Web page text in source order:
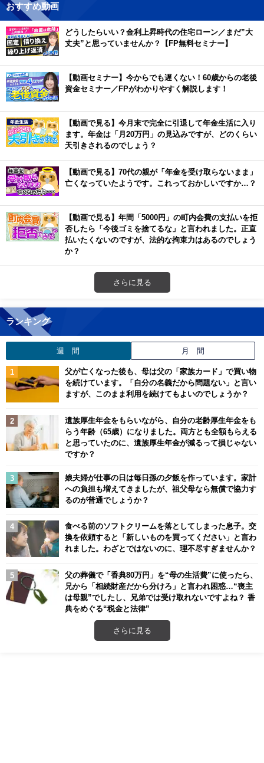
おすすめ動画
どうしたらいい？金利上昇時代の住宅ローン／まだ”大
丈夫”と思っていませんか？【FP無料セミナー】
【動画セミナー】今からでも遅くない！60歳からの老後
資金セミナー／FPがわかりやすく解説します！
【動画で見る】今月末で完全に引退して年金生活に入り
ます。年金は「月20万円」の見込みですが、どのくらい
天引きされるのでしょう？
【動画で見る】70代の親が「年金を受け取らないまま」
亡くなっていたようです。これっておかしいですか…？
【動画で見る】年間「5000円」の町内会費の支払いを拒
否したら「今後ゴミを捨てるな」と言われました。正直
払いたくないのですが、法的な拘束力はあるのでしょう
か？
さらに見る
ランキング
週 間 月 間
父が亡くなった後も、母は父の「家族カード」で買い物
を続けています。「自分の名義だから問題ない」と言い
ますが、このまま利用を続けてもよいのでしょうか？
遺族厚生年金をもらいながら、自分の老齢厚生年金をも
らう年齢（65歳）になりました。両方とも全額もらえる
と思っていたのに、遺族厚生年金が減るって損じゃない
ですか？
娘夫婦が仕事の日は毎日孫の夕飯を作っています。家計
への負担も増えてきましたが、祖父母なら無償で協力す
るのが普通でしょうか？
食べる前のソフトクリームを落としてしまった息子。交
換を依頼すると「新しいものを買ってください」と言わ
れました。わざとではないのに、理不尽すぎませんか？
父の葬儀で「香典80万円」を“母の生活費”に使ったら、
兄から「相続財産だから分けろ」と言われ困惑…“喪主
は母親”でしたし、兄弟では受け取れないですよね？ 香
典をめぐる“税金と法律”
さらに見る